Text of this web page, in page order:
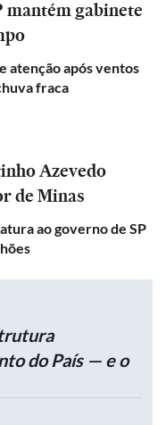
mantém gabinete
atenção após ventos
fraca
Azevedo
de Minas
ao governo de SP
do País — e o